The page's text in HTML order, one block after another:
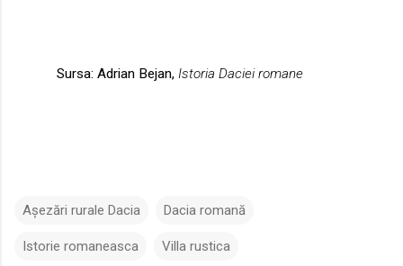
Sursa: Adrian Bejan,Istoria Daciei romane
Așezări rurale Dacia Dacia romană
Istorie romaneasca Villa rustica